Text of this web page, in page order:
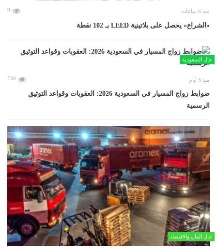
منذ 6 ساعات 0
«الشراع» يحصل على بلاتينية LEED بـ 102 نقطة
حال السعودية
منذ 5 أيام 730
ضوابط زواج المسيار في السعودية 2026: العقوبات وقواعد التوثيق
الرسمية
حال المال والاقتصاد